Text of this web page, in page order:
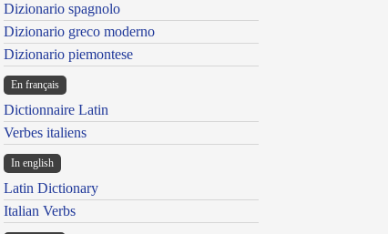
Dizionario spagnolo
Dizionario greco moderno
Dizionario piemontese
En français
Dictionnaire Latin
Verbes italiens
In english
Latin Dictionary
Italian Verbs